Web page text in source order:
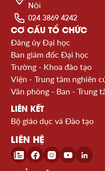
Nội
024 3869 4242
CƠ CẤU TỔ CHỨC
Đảng ủy Đại học
Ban giám đốc Đại học
Trường - Khoa đào tạo
Viện - Trung tâm nghiên
Văn phòng - Ban - Trung
LIÊN KẾT
Bộ giáo dục và Đào tạo
LIÊN HỆ